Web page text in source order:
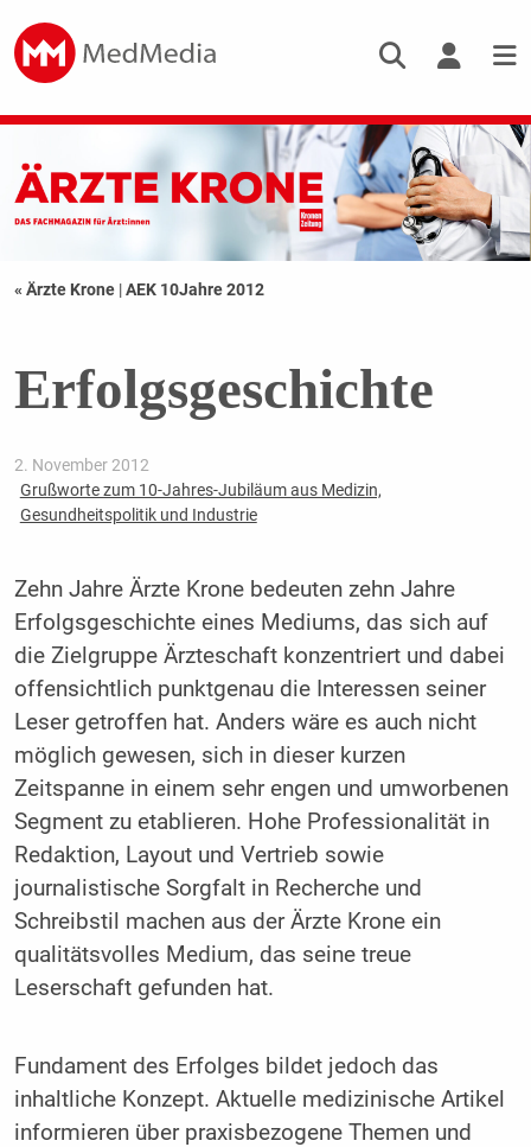
« Ärzte Krone |AEK 10Jahre 2012
Erfolgsgeschichte
2. November 2012
Grußworte zum 10-Jahres-Jubiläum aus Medizin,
Gesundheitspolitik und Industrie
Zehn Jahre Ärzte Krone bedeuten zehn Jahre
Erfolgsgeschichte eines Mediums, das sich auf
die Zielgruppe Ärzteschaft konzentriert und dabei
offensichtlich punktgenau die Interessen seiner
Leser getroffen hat. Anders wäre es auch nicht
möglich gewesen, sich in dieser kurzen
Zeitspanne in einem sehr engen und umworbenen
Segment zu etablieren. Hohe Professionalität in
Redaktion, Layout und Vertrieb sowie
journalistische Sorgfalt in Recherche und
Schreibstil machen aus der Ärzte Krone ein
qualitätsvolles Medium, das seine treue
Leserschaft gefunden hat.
Fundament des Erfolges bildet jedoch das
inhaltliche Konzept. Aktuelle medizinische Artikel
informieren über praxisbezogene Themen und